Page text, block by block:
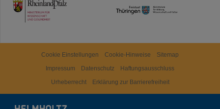
TMWWDG
Cookie Einstellungen Cookie-Hinweise
Sitemap
Impressum
Datenschutz
Haftungsausschluss
Urheberrecht
Erklärung zur Barrierefreiheit